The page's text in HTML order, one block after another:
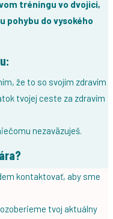
tréningu vo dvojici,
pohybu do vysokého
že to so svojím zdravím
tvojej ceste za zdravím
nezaväzuješ.
kontaktovať, aby sme
tvoj aktuálny